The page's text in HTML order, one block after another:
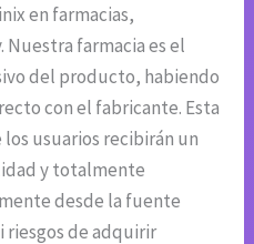
en farmacias,
Nuestra farmacia es el
del producto, habiendo
con el fabricante. Esta
usuarios recibirán un
y totalmente
desde la fuente
riesgos de adquirir